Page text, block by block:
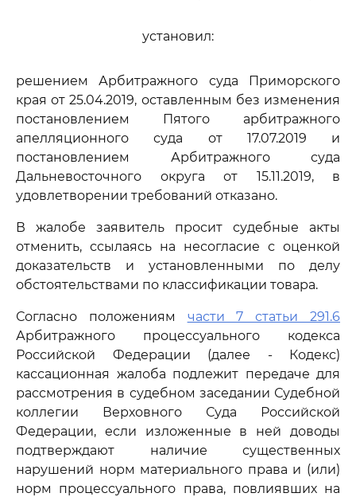
установил:
решением Арбитражного суда Приморского
края от 25.04.2019, оставленным без изменения
постановлением Пятого арбитражного
апелляционного суда от 17.07.2019 и
постановлением Арбитражного суда
Дальневосточного округа от 15.11.2019, в
удовлетворении требований отказано.
В жалобе заявитель просит судебные акты
отменить, ссылаясь на несогласие с оценкой
доказательств и установленными по делу
обстоятельствами по классификации товара.
Согласно положениям части 7 статьи 291.6
Арбитражного процессуального кодекса
Российской Федерации (далее - Кодекс)
кассационная жалоба подлежит передаче для
рассмотрения в судебном заседании Судебной
коллегии Верховного Суда Российской
Федерации, если изложенные в ней доводы
подтверждают наличие существенных
нарушений норм материального права и (или)
норм процессуального права, повлиявших на